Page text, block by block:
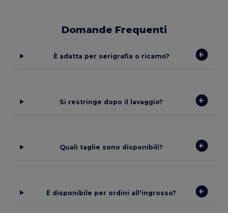
Domande Frequenti
È adatta per serigrafia o ricamo?
Si restringe dopo il lavaggio?
Quali taglie sono disponibili?
È disponibile per ordini all'ingrosso?